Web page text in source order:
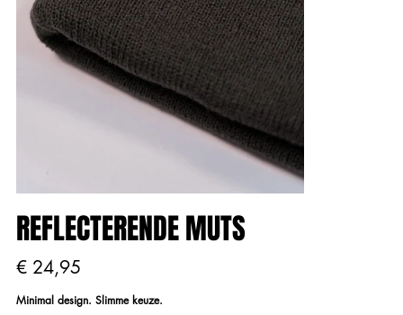
REFLECTERENDE MUTS
Prijs
€ 24,95
Minimal design. Slimme keuze.